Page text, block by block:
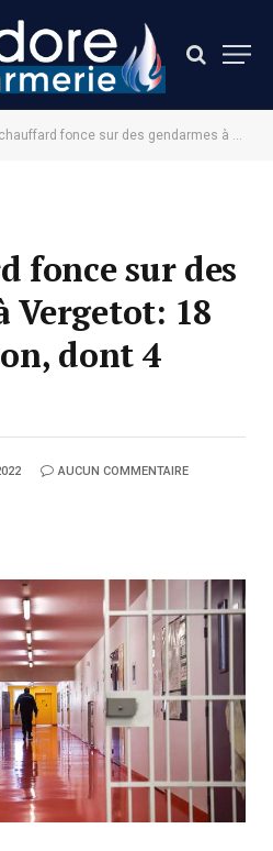
fonce sur des gendarmes à Vergetot: 18 mois de prison, dont 4 ferme
fonce sur des
Vergetot: 18
dont 4
AUCUN COMMENTAIRE